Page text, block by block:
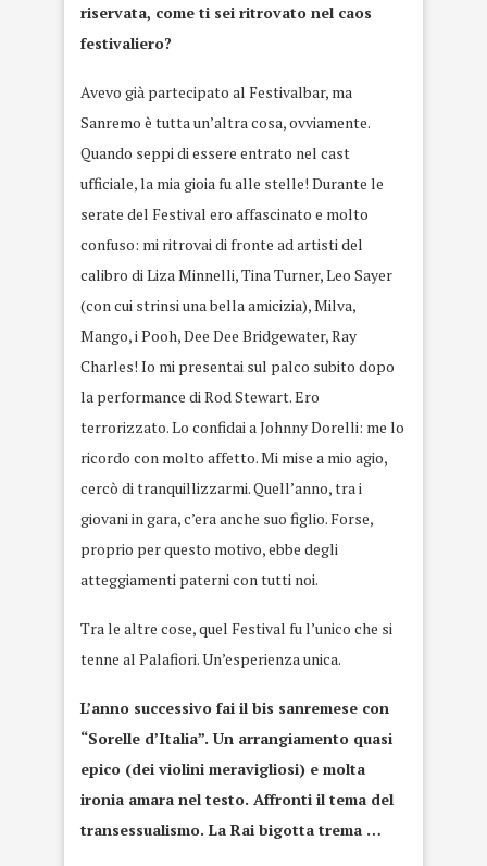
riservata, come ti sei ritrovato nel caos
festivaliero?
Avevo già partecipato al Festivalbar, ma
Sanremo è tutta un’altra cosa, ovviamente.
Quando seppi di essere entrato nel cast
ufficiale, la mia gioia fu alle stelle! Durante le
serate del Festival ero affascinato e molto
confuso: mi ritrovai di fronte ad artisti del
calibro di Liza Minnelli, Tina Turner, Leo Sayer
(con cui strinsi una bella amicizia), Milva,
Mango, i Pooh, Dee Dee Bridgewater, Ray
Charles! Io mi presentai sul palco subito dopo
la performance di Rod Stewart. Ero
terrorizzato. Lo confidai a Johnny Dorelli: me lo
ricordo con molto affetto. Mi mise a mio agio,
cercò di tranquillizzarmi. Quell’anno, tra i
giovani in gara, c’era anche suo figlio. Forse,
proprio per questo motivo, ebbe degli
atteggiamenti paterni con tutti noi.
Tra le altre cose, quel Festival fu l’unico che si
tenne al Palafiori. Un’esperienza unica.
L’anno successivo fai il bis sanremese con
“Sorelle d’Italia”. Un arrangiamento quasi
epico (dei violini meravigliosi) e molta
ironia amara nel testo. Affronti il tema del
transessualismo. La Rai bigotta trema …